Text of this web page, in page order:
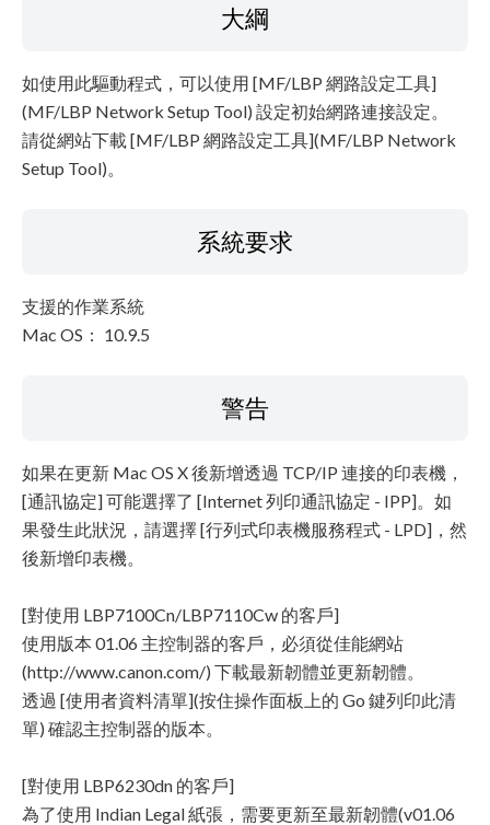
大綱
如使用此驅動程式，可以使用 [MF/LBP 網路設定工具]
(MF/LBP Network Setup Tool) 設定初始網路連接設定。
請從網站下載 [MF/LBP 網路設定工具](MF/LBP Network
Setup Tool)。
系統要求
支援的作業系統
Mac OS： 10.9.5
警告
如果在更新 Mac OS X 後新增透過 TCP/IP 連接的印表機，
[通訊協定] 可能選擇了 [Internet 列印通訊協定 - IPP]。如
果發生此狀況，請選擇 [行列式印表機服務程式 - LPD]，然
後新增印表機。
[對使用 LBP7100Cn/LBP7110Cw 的客戶]
使用版本 01.06 主控制器的客戶，必須從佳能網站
(http://www.canon.com/) 下載最新韌體並更新韌體。
透過 [使用者資料清單](按住操作面板上的 Go 鍵列印此清
單) 確認主控制器的版本。
[對使用 LBP6230dn 的客戶]
為了使用 Indian Legal 紙張，需要更新至最新韌體(v01.06